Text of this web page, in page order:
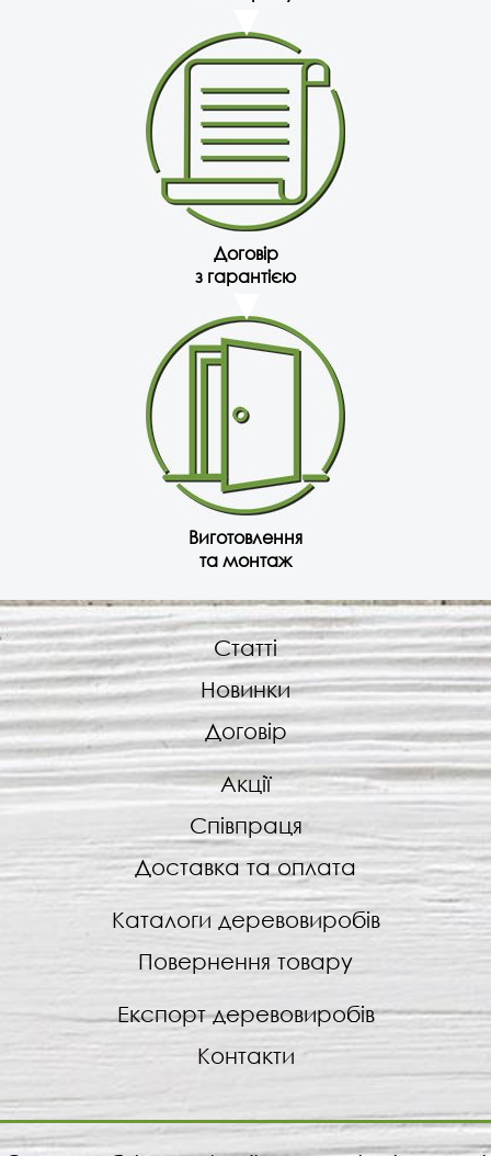
Договір
з гарантією
Виготовлення
та монтаж
Статті
Новинки
Договір
Акції
Співпраця
Доставка та оплата
Каталоги деревовиробів
Повернення товару
Експорт деревовиробів
Контакти